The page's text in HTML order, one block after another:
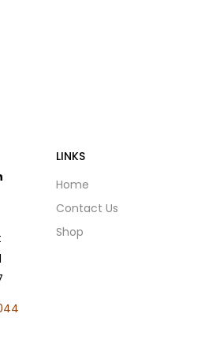
LINKS
Home
Contact Us
Shop